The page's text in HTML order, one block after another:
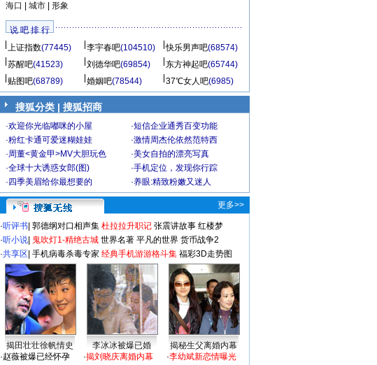
海口
城市| 形象
说 吧 排 行
上证指数(77445) 李宇春吧(104510) 快乐男声吧(68574)
苏醒吧(41523) 刘德华吧(69854) 东方神起吧(65744)
贴图吧(68789) 婚姻吧(78544) 37℃女人吧(6985)
搜狐分类 | 搜狐招商
·欢迎你光临嘟咪的小屋 ·短信企业通秀百变功能
·粉红卡通可爱迷糊娃娃 ·激情周杰伦依然范特西
·周董<黄金甲>MV大胆玩色 ·美女自拍的漂亮写真
·全球十大诱惑女郎(图) ·手机定位，发现你行踪
· 四季美眉给你最想要的 ·养眼:精致粉嫩又迷人
更多>>
·听评书 郭德纲对口相声集 杜拉拉升职记 张震讲故事 红楼梦
·听小说 鬼吹灯1-精绝古城 世界名著 平凡的世界 货币战争2
·共享区 手机病毒杀毒专家 经典手机游游格斗集 福彩3D走势图
揭田壮壮徐帆情史 李冰冰被爆已婚
揭秘生父离婚内幕
·赵薇被爆已经怀孕
·揭刘晓庆离婚内幕
·李幼斌新恋情曝光